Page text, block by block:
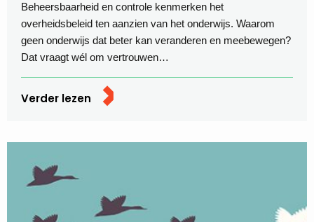
Beheersbaarheid en controle kenmerken het
overheidsbeleid ten aanzien van het onderwijs. Waarom
geen onderwijs dat beter kan veranderen en meebewegen?
Dat vraagt wél om vertrouwen…
Verder lezen